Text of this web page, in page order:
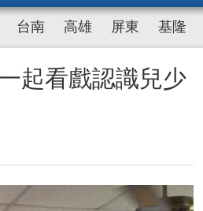
台南 高雄 屏東 基隆
起看戲認識兒少